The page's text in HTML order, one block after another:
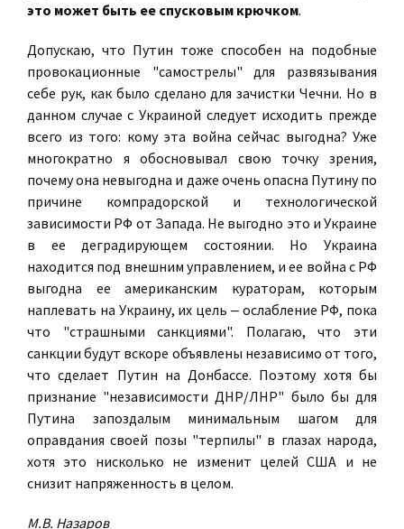
это может быть ее спусковым крючком.
Допускаю, что Путин тоже способен на подобные
провокационные "самострелы" для развязывания
себе рук, как было сделано для зачистки Чечни. Но в
данном случае с Украиной следует исходить прежде
всего из того: кому эта война сейчас выгодна? Уже
многократно я обосновывал свою точку зрения,
почему она невыгодна и даже очень опасна Путину по
причине компрадорской и технологической
зависимости РФ от Запада. Не выгодно это и Украине
в ее деградирующем состоянии. Но Украина
находится под внешним управлением, и ее война с РФ
выгодна ее американским кураторам, которым
наплевать на Украину, их цель ‒ ослабление РФ, пока
что "страшными санкциями". Полагаю, что эти
санкции будут вскоре объявлены независимо от того,
что сделает Путин на Донбассе. Поэтому хотя бы
признание "независимости ДНР/ЛНР" было бы для
Путина запоздалым минимальным шагом для
оправдания своей позы "терпилы" в глазах народа,
хотя это нисколько не изменит целей США и не
снизит напряженность в целом.
М.В. Назаров